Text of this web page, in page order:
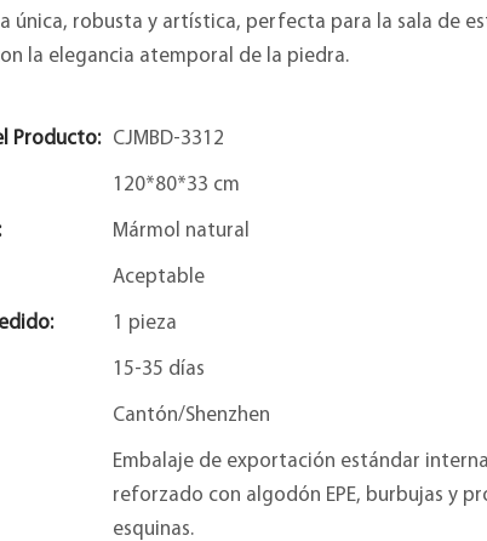
única, robusta y artística, perfecta para la sala de
la elegancia atemporal de la piedra.
Producto: CJMBD-3312
120*80*33 cm
Mármol natural
Aceptable
1 pieza
15-35 días
Cantón/Shenzhen
Embalaje de exportación estándar
reforzado con algodón EPE, burbujas y
esquinas.